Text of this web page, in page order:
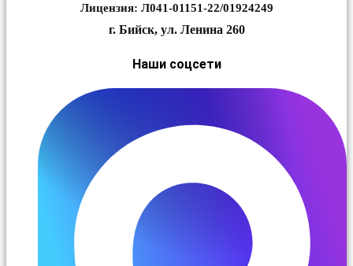
Лицензия: Л041-01151-22/01924249
г. Бийск, ул. Ленина 260
Наши соцсети